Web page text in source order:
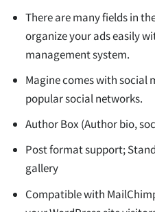
There are many fields in
organize your ads easily
management system.
Magine comes with social
popular social networks.
Author Box (Author bio,
Post format support;
gallery
Compatible with